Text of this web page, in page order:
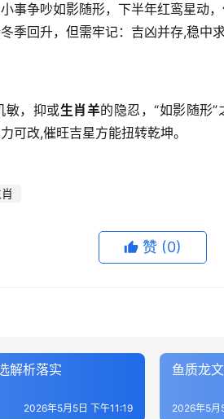
事争吵如影随形，下半年红鸾星动
季回升，但需牢记：吉凶并存,稳中求
敏，抑或生肖羊的隐忍，“如影随形
可改,催旺吉星方能扭转乾坤。
赞 (0)
解析落实
2026年5月5日 下午11:19
鱼质龙
2026年5月